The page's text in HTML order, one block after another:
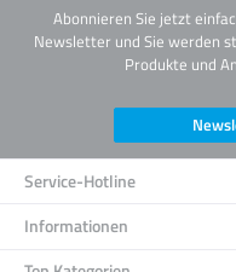
Abonnieren Sie jetzt
Newsletter und Sie werden
Produkte und
Service-Hotline
Informationen